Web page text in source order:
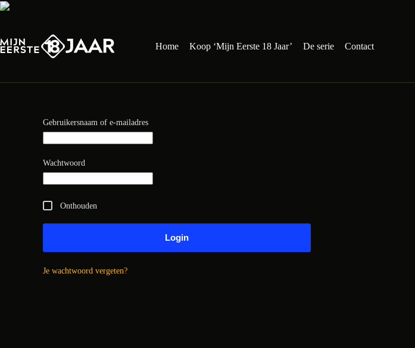
Ga
inhoud
Home
Koop ‘Mijn Eerste 18 Jaar’ De serie Contact
Gebruikersnaam of e-mailadres
Wachtwoord
Onthouden
Login
Je wachtwoord vergeten?